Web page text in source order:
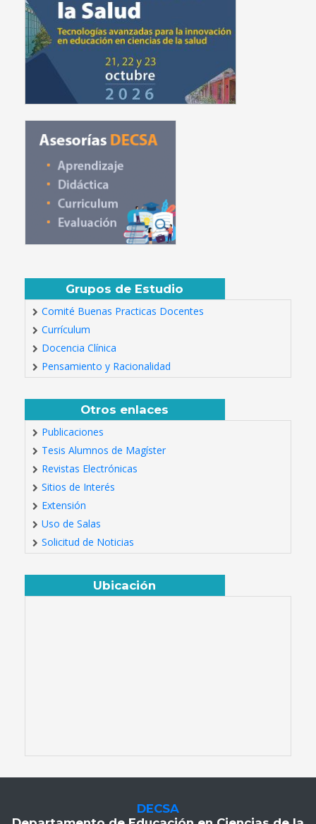
Grupos de Estudio
Comité Buenas Practicas Docentes
Currículum
Docencia Clínica
Pensamiento y Racionalidad
Otros enlaces
Publicaciones
Tesis Alumnos de Magíster
Revistas Electrónicas
Sitios de Interés
Extensión
Uso de Salas
Solicitud de Noticias
Ubicación
DECSA